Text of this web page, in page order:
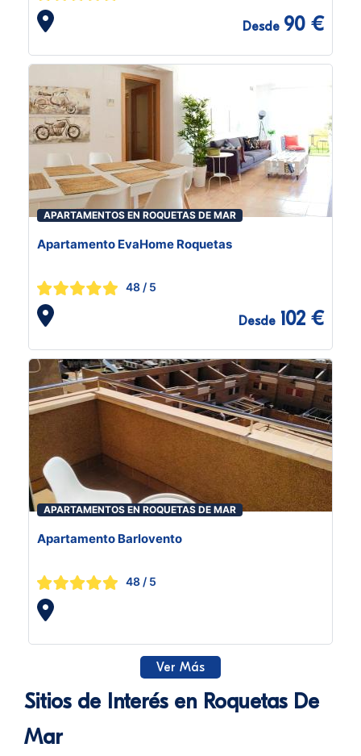
Desde 90 €
APARTAMENTOS EN ROQUETAS DE MAR
Apartamento EvaHome Roquetas
48 / 5
Desde 102 €
APARTAMENTOS EN ROQUETAS DE MAR
Apartamento Barlovento
48 / 5
Ver Más
Sitios de Interés en Roquetas De
Mar